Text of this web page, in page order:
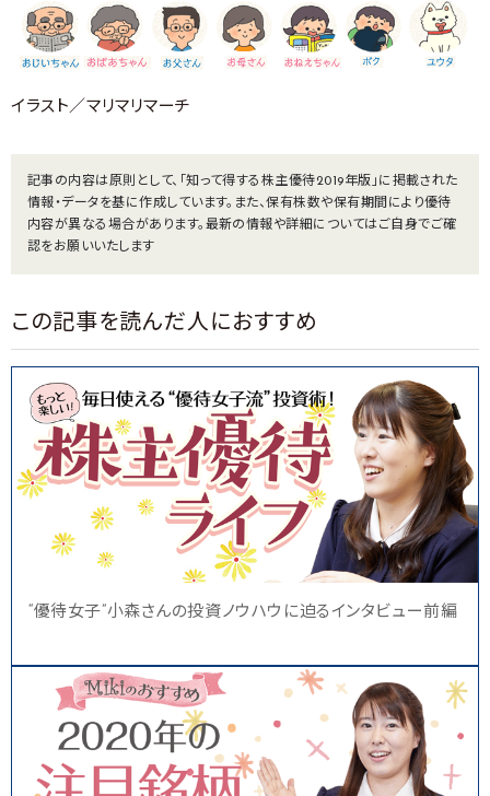
イラスト／マリマリマーチ
記事の内容は原則として、「知って得する株主優待2019年版」に掲載された
情報・データを基に作成しています。また、保有株数や保有期間により優待
内容が異なる場合があります。最新の情報や詳細についてはご自身でご確
認をお願いいたします
この記事を読んだ人におすすめ
“優待女子”小森さんの投資ノウハウに迫るインタビュー前編